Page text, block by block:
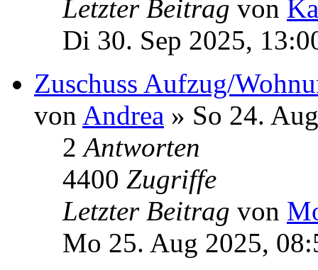
Letzter Beitrag von
Di 30. Sep 2025,
Zuschuss Aufzug/
von Andrea » So 24.
2Antworten
4400 Zugriffe
Letzter Beitrag von
Mo 25. Aug 2025,